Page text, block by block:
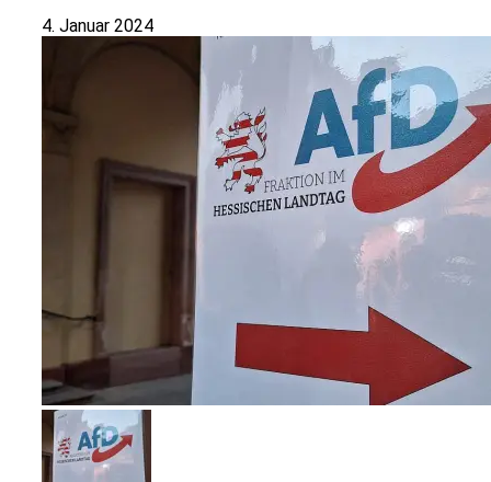
4. Januar 2024